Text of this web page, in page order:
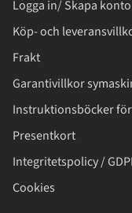
Logga in/ Skapa konto
Köp- och
Frakt
Garantivillkor
Instruktionsböcker
Presentkort
Integritetspolicy /
Cookies